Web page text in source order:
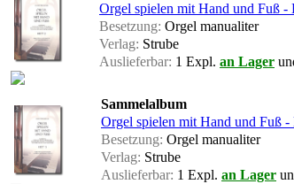
Orgel spielen mit Hand und Fuß -
Besetzung: Orgel manualiter
Verlag: Strube
Auslieferbar: 1 Expl. an Lager
Sammelalbum
Orgel spielen mit Hand und Fuß
Besetzung: Orgel manualiter
Verlag: Strube
Auslieferbar: 1 Expl. an Lager